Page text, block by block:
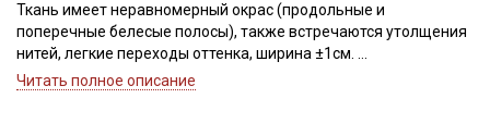
Ткань имеет неравномерный окрас (продольные и
поперечные белесые полосы), также встречаются утолщения
нитей, легкие переходы оттенка, ширина ±1см.
Просим учитывать это при заказе!
Читать полное описание